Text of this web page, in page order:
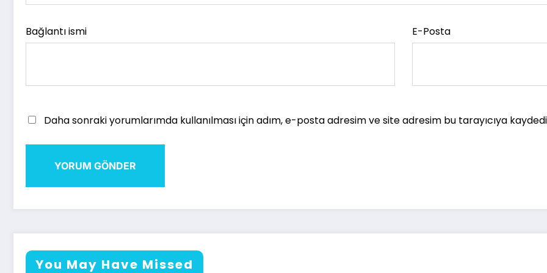
Bağlantı ismi E-Posta
Daha sonraki yorumlarımda kullanılması için adım, e-posta adresim ve site adresim bu tarayıcıya
You May Have Missed